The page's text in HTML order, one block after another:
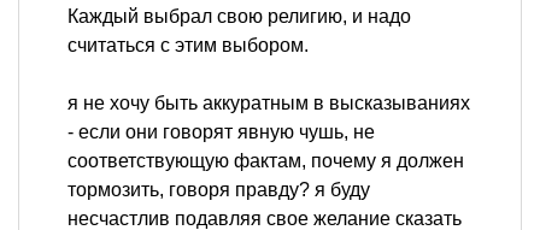
Каждый выбрал свою религию, и надо
считаться с этим выбором.
я не хочу быть аккуратным в высказываниях
- если они говорят явную чушь, не
соответствующую фактам, почему я должен
тормозить, говоря правду? я буду
несчастлив подавляя свое желание сказать